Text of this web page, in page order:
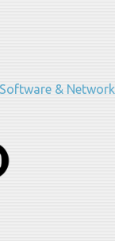
& Network